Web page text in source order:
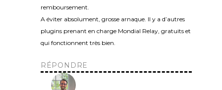
remboursement.
A éviter absolument, grosse arnaque. Il y a d’autres
plugins prenant en charge Mondial Relay, gratuits et
qui fonctionnent très bien.
RÉPONDRE